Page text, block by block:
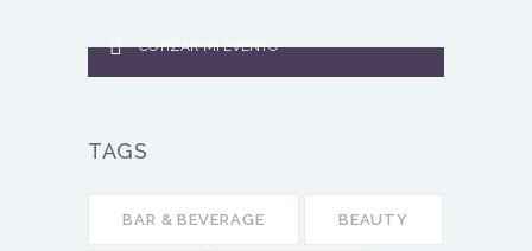
COTIZAR MI EVENTO
TAGS
BAR & BEVERAGE BEAUTY